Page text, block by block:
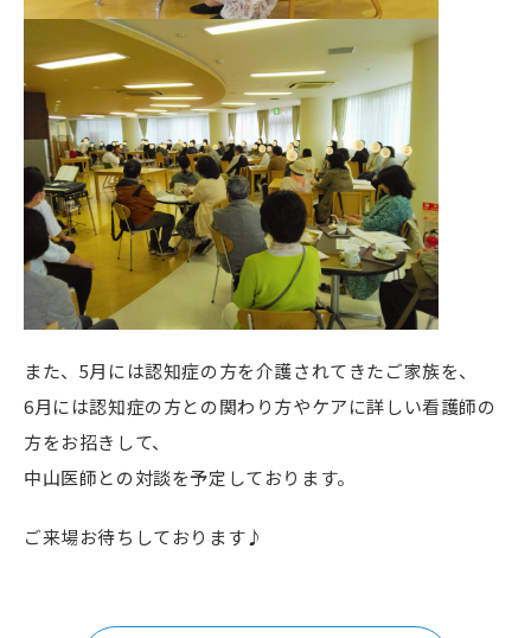
また、5月には認知症の方を介護されてきたご家族を、
6月には認知症の方との関わり方やケアに詳しい看護師の
方をお招きして、
中山医師との対談を予定しております。
ご来場お待ちしております♪